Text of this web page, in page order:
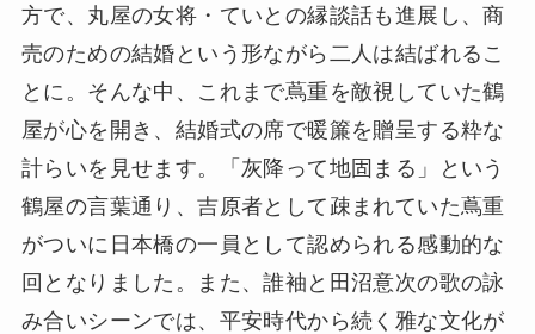
方で、丸屋の女将・ていとの縁談話も進展し、商
売のための結婚という形ながら二人は結ばれるこ
とに。そんな中、これまで蔦重を敵視していた鶴
屋が心を開き、結婚式の席で暖簾を贈呈する粋な
計らいを見せます。「灰降って地固まる」という
鶴屋の言葉通り、吉原者として疎まれていた蔦重
がついに日本橋の一員として認められる感動的な
回となりました。また、誰袖と田沼意次の歌の詠
み合いシーンでは、平安時代から続く雅な文化が